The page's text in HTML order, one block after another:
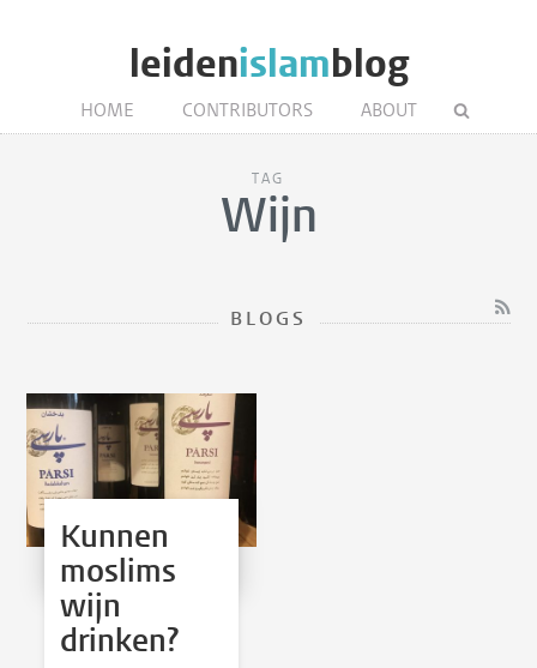
leidenislamblog
HOME CONTRIBUTORS ABOUT
TAG
Wijn
BLOGS
Kunnen
moslims
wijn
drinken?